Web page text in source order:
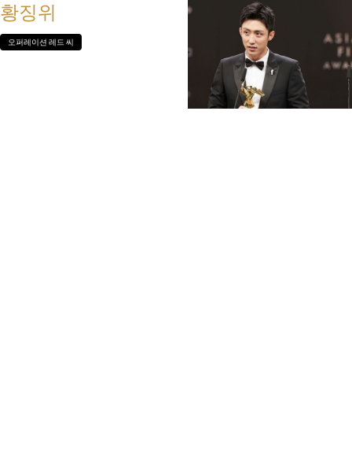
황징위
오퍼레이션 레드 씨